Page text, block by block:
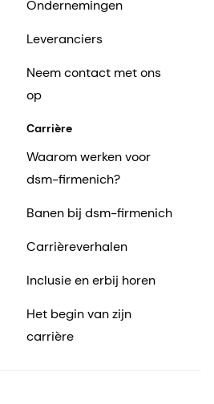
Ondernemingen
Leveranciers
Neem contact met ons
op
Carrière
Waarom werken voor
dsm-firmenich?
Banen bij dsm-firmenich
Carrièreverhalen
Inclusie en erbij horen
Het begin van zijn
carrière